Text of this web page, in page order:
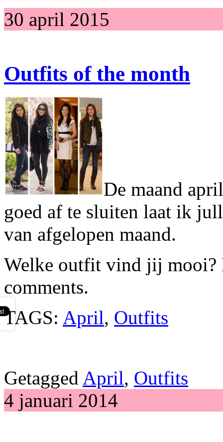
30 april 2015
Outfits of the month
De maand
goed af te sluiten laat ik
van afgelopen maand.
Welke outfit vind jij mooi?
comments.
TAGS: April, Outfits
Getagged April, Outfits
4 januari 2014